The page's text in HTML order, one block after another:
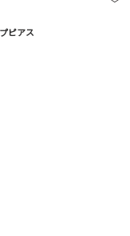
ピアス